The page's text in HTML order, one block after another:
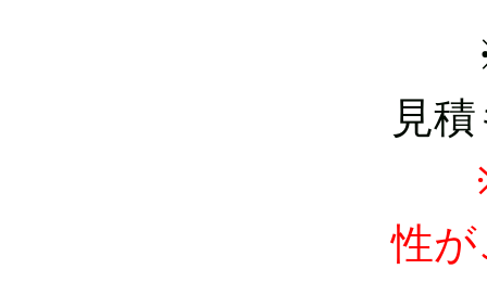
見
性